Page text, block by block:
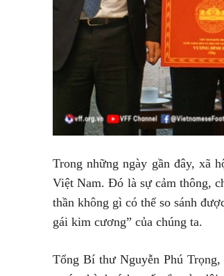
Trong những ngày gần đây, xã
Việt Nam. Đó là sự cảm thông,
thần không gì có thể so sánh
gái kim cương” của chúng ta.
Tổng Bí thư Nguyễn Phú